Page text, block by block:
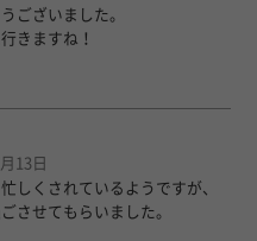
ございました。
きますね！
13日
しくされているようですが、
させてもらいました。